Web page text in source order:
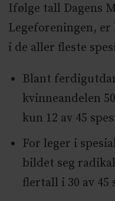
Ifølge tall Dagens
Legeforeningen,
i de aller fleste
Blant
kvinneandelen
kun 12 av 45
For leger i
bildet seg
flertall i 30 av